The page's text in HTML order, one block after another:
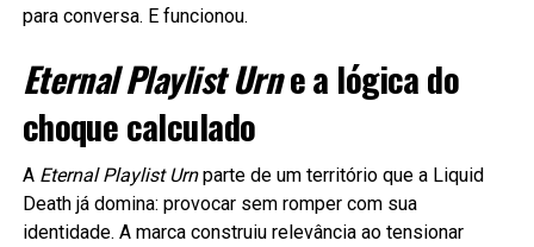
para conversa. E funcionou.
Eternal Playlist Urne a lógica do
choque calculado
A Eternal Playlist Urnparte de um território que a Liquid
Death já domina: provocar sem romper com sua
identidade. A marca construiu relevância ao tensionar